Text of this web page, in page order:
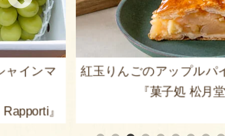
ャインマ
』
紅玉りんごのアップルパ
『菓子処 松月